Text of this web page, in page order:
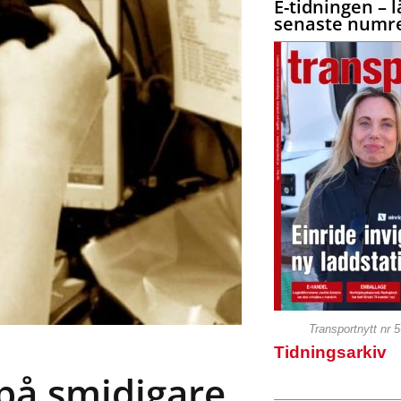
E-tidningen –
senaste
Transportnytt nr
Tidningsarkiv